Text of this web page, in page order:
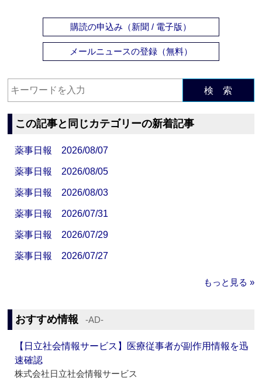
購読の申込み（新聞 / 電子版）
メールニュースの登録（無料）
検 索
この記事と同じカテゴリーの新着記事
薬事日報 2026/08/07
薬事日報 2026/08/05
薬事日報 2026/08/03
薬事日報 2026/07/31
薬事日報 2026/07/29
薬事日報 2026/07/27
もっと見る »
おすすめ情報 ‐AD‐
【日立社会情報サービス】医療従事者が副作用情報を迅
速確認
株式会社日立社会情報サービス